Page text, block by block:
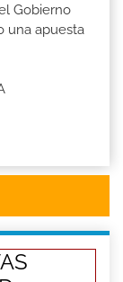
Gobierno
una apuesta